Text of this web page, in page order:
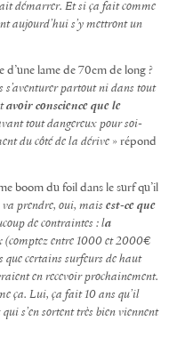
démarrer. Et si ça fait comme
aujourd’hui s’y mettront un
d’une lame de 70cm de long ?
s’aventurer partout ni dans tout
avoir conscience que le
tout dangereux pour soi-
du côté de la dérive » répond
boom du foil dans le surf qu’il
va prendre, oui, mais est-ce que
de contraintes : la
(comptez entre 1000 et 2000€
certains surfeurs de haut
en recevoir prochainement.
ça. Lui, ça fait 10 ans qu’il
s’en sortent très bien viennent